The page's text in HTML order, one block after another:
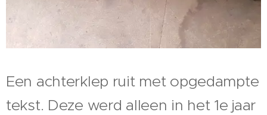
Een achterklep ruit met opgedampte
tekst. Deze werd alleen in het 1e jaar